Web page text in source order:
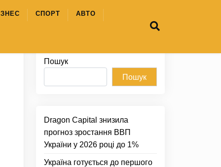
СПОРТ АВТО
Пошук
Пошук
Dragon Capital знизила
прогноз зростання ВВП
України у 2026 році до 1%
Україна готується до першого